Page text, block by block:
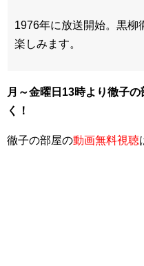
1976年に放送開始。黒柳
楽しみます。
月～金曜日13時より徹子
く！
徹子の部屋の動画無料視聴